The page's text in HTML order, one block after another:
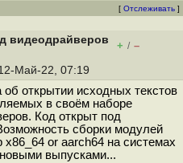
[ Отслеживать ]
видеодрайверов
+ / –
Май-22, 07:19
открытии исходных текстов
в своём наборе
Код открыт под
сборки модулей
x86_64 or aarch64 на системах
выпусками...